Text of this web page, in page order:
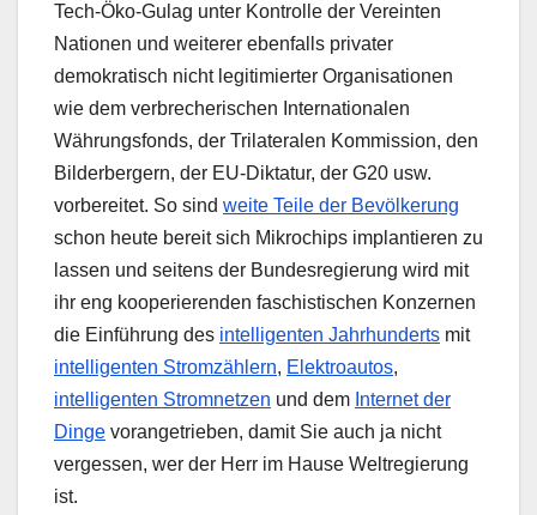
Tech-Öko-Gulag unter Kontrolle der Vereinten
Nationen und weiterer ebenfalls privater
demokratisch nicht legitimierter Organisationen
wie dem verbrecherischen Internationalen
Währungsfonds, der Trilateralen Kommission, den
Bilderbergern, der EU-Diktatur, der G20 usw.
vorbereitet. So sind weite Teile der Bevölkerung
schon heute bereit sich Mikrochips implantieren zu
lassen und seitens der Bundesregierung wird mit
ihr eng kooperierenden faschistischen Konzernen
die Einführung des intelligenten Jahrhunderts mit
intelligenten Stromzählern, Elektroautos,
intelligenten Stromnetzen und dem Internet der
Dinge vorangetrieben, damit Sie auch ja nicht
vergessen, wer der Herr im Hause Weltregierung
ist.